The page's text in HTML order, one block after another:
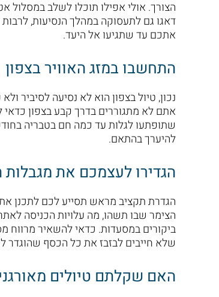
הצורך. אולי אפילו תוכלו לשלב
דאגו גם לתעסוקה במהלך הנסיעות,
אתכם עד שתגיעו אל היעד.
התחשבו במזג האוויר בצפון
נכון, טיול בצפון הוא לא נסיעה לסיביר
אתם לא מתגוררים בדרך קבע בצפון כדאי
שתופתעו לגלות עד כמה חם בטבריה
להיערך בהתאם.
הגדירו לעצמכם את
הגדרת תקציב מראש תסייע לכם לתכנן
הצימר שבו תשהו, מה עלויות הכניסה
ביקורים במסעדות. כדאי להשאיר מרווח
שלא חייבים לבזבז את כל הכסף שהוגדר
האם שקלתם טיולים